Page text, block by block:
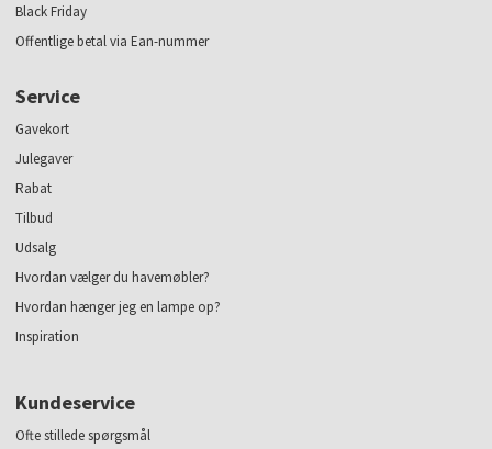
Black Friday
Offentlige betal via Ean-nummer
Service
Gavekort
Julegaver
Rabat
Tilbud
Udsalg
Hvordan vælger du havemøbler?
Hvordan hænger jeg en lampe op?
Inspiration
Kundeservice
Ofte stillede spørgsmål